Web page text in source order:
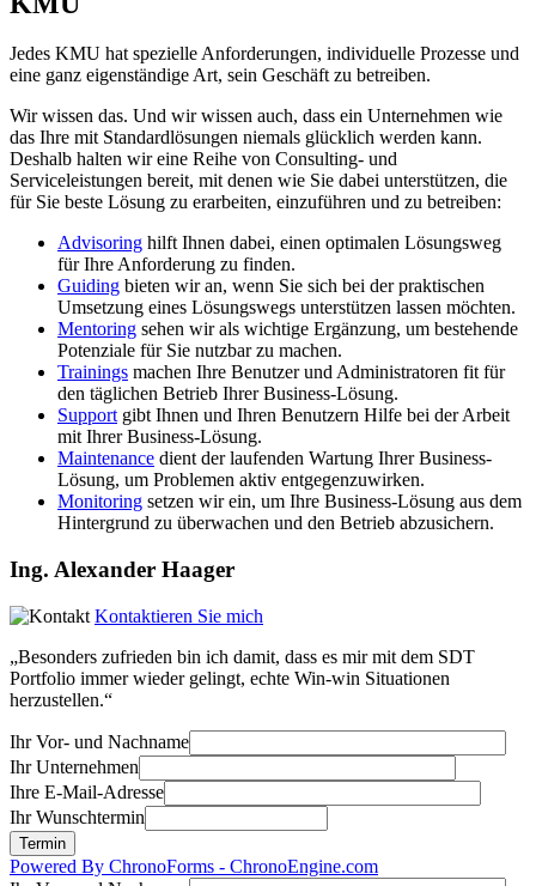
Jedes KMU hat spezielle Anforderungen, individuelle Prozesse und
eine ganz eigenständige Art, sein Geschäft zu betreiben.
Wir wissen das. Und wir wissen auch, dass ein Unternehmen wie
das Ihre mit Standardlösungen niemals glücklich werden kann.
Deshalb halten wir eine Reihe von Consulting- und
Serviceleistungen bereit, mit denen wie Sie dabei unterstützen, die
für Sie beste Lösung zu erarbeiten, einzuführen und zu betreiben:
Advisoring hilft Ihnen dabei, einen optimalen Lösungsweg
für Ihre Anforderung zu finden.
Guiding bieten wir an, wenn Sie sich bei der praktischen
Umsetzung eines Lösungswegs unterstützen lassen möchten.
Mentoring sehen wir als wichtige Ergänzung, um bestehende
Potenziale für Sie nutzbar zu machen.
Trainings machen Ihre Benutzer und Administratoren fit für
den täglichen Betrieb Ihrer Business-Lösung.
Supportgibt Ihnen und Ihren Benutzern Hilfe bei der Arbeit
mit Ihrer Business-Lösung.
Maintenance dient der laufenden Wartung Ihrer Business-
Lösung, um Problemen aktiv entgegenzuwirken.
Monitoring setzen wir ein, um Ihre Business-Lösung aus dem
Hintergrund zu überwachen und den Betrieb abzusichern.
Ing. Alexander Haager
Kontaktieren Sie mich
„Besonders zufrieden bin ich damit, dass es mir mit dem SDT
Portfolio immer wieder gelingt, echte Win-win Situationen
herzustellen.“
Ihr Vor- und Nachname
Ihr Unternehmen
Ihre E-Mail-Adresse
Ihr Wunschtermin
Powered By ChronoForms - ChronoEngine.com